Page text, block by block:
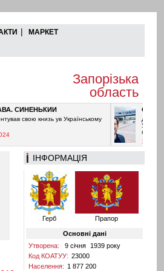
|
МАРКЕТ
Запорізька
область
свою книзь ув Українському
ОРБАН
Дуже
Угорщині, бо
багато хто
11.06.2024
ІНФОРМАЦІЯ
Герб Прапор
Основні дані
Утворена:
9 січня 1939 року
Код КОАТУУ: 23000
Населення: 1 877 200